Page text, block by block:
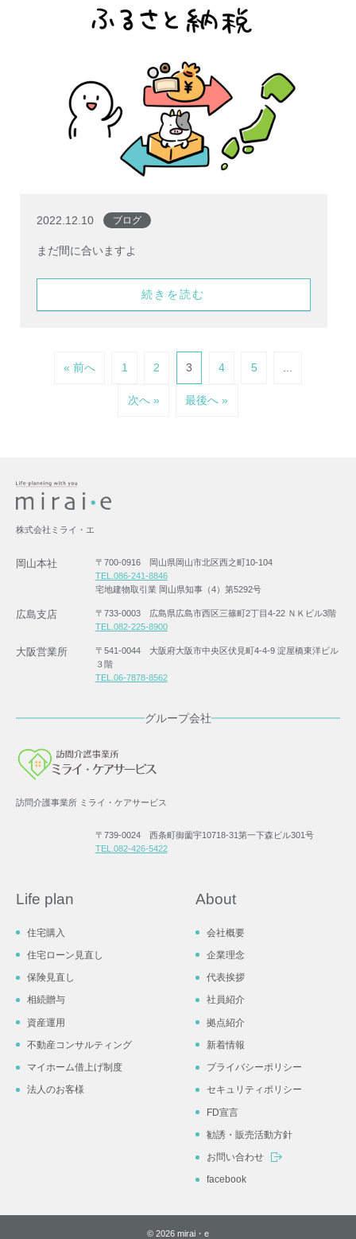
2022.12.10 ブログ
まだ間に合いますよ
続きを読む
« 前へ 1 2 3 4 5
次へ » 最後へ »
株式会社ミライ・エ
岡山本社
〒700-0916 岡山県岡山市北区西之町10-104
TEL.086-241-8846
宅地建物取引業 岡山県知事（4）第5292号
広島支店
〒733-0003 広島県広島市西区三篠町2丁目4-22 ＮＫビル3階
TEL.082-225-8900
大阪営業所
〒541-0044 大阪府大阪市中央区伏見町4-4-9 淀屋橋東洋ビル
３階
TEL.06-7878-8562
グループ会社
訪問介護事業所 ミライ・ケアサービス
〒739-0024 西条町御薗宇10718-31第一下森ビル301号
TEL.082-426-5422
Life plan
住宅購入
住宅ローン見直し
保険見直し
相続贈与
資産運用
不動産コンサルティング
マイホーム借上げ制度
法人のお客様
About
会社概要
企業理念
代表挨拶
社員紹介
拠点紹介
新着情報
プライバシーポリシー
セキュリティポリシー
FD宣言
勧誘・販売活動方針
お問い合わせ
facebook
© 2026 mirai・e